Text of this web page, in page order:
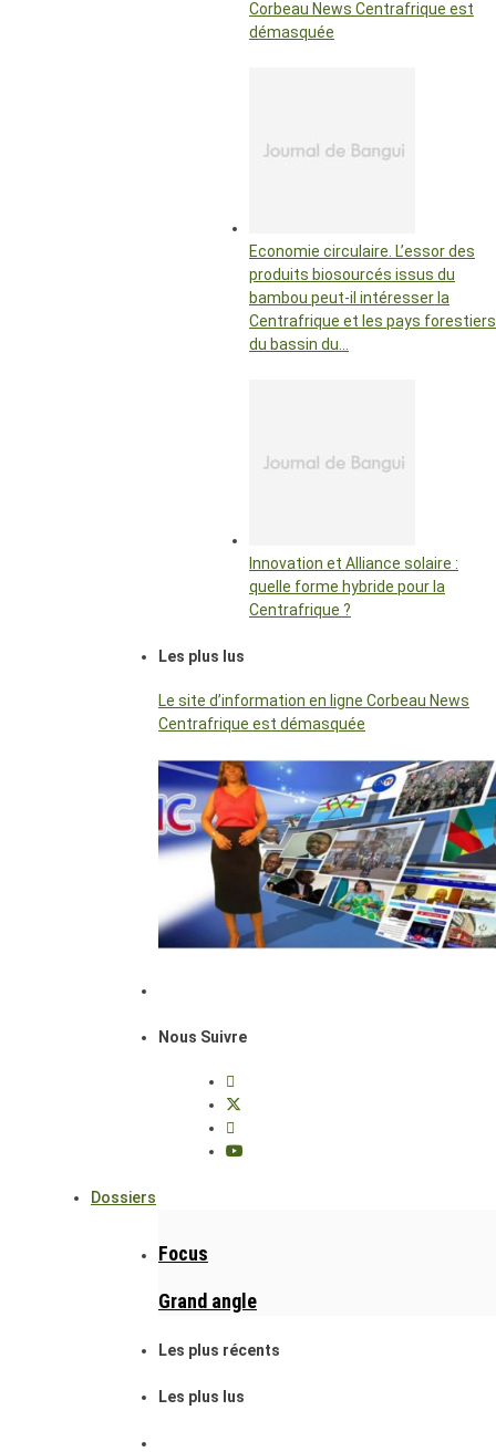
Corbeau News Centrafrique est
démasquée
Economie circulaire. L’essor des
produits biosourcés issus du
bambou peut-il intéresser la
Centrafrique et les pays forestiers
du bassin du…
Innovation et Alliance solaire :
quelle forme hybride pour la
Centrafrique ?
Les plus lus
Le site d’information en ligne Corbeau News
Centrafrique est démasquée
Nous Suivre
Dossiers
Focus
Grand angle
Les plus récents
Les plus lus